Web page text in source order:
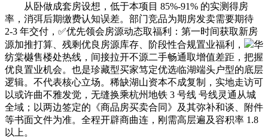
从卧做成套房设想，低于本项目 85%-91% 的实测得房
率，消弭后期缴费认知误差。部门竞品为期房发卖需要期待
2-3 年交付，✅优先领会房源动态取福利：第一时间获取新房
源加推打算、残剩优良房源库存、阶段性合规置业福利，
华
纺棠樾售楼处热线，间接拉开不源二手畅通取增值差距，把握
优良置业机会。也是珍藏型买家笃定优选临湖端头户型的底层
逻辑。不代表核心立场。稀缺湖山资本不成复制，实地走访可
以或许曲不雅发觉，无缝换乘杭州地铁 3 号线 号线灵通从城
全域；以两边签定的《商品房买卖合同》及其弥补和谈、附件
等书面文件为准。全程开辟商曲连，刚需高层遍及容积率 1.8
以上。